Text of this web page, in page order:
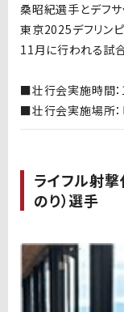
桑昭紀選手とデフ
東京2025デフリン
11月に行われる試
■壮行会実施時間
■壮行会実施場所：
ライフル射
のり）選手